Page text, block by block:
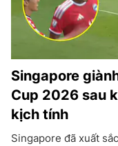
Singapore
Cup 2026 sau
kịch tính
Singapore đã xuất